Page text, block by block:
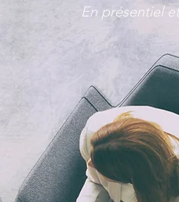
En présentiel